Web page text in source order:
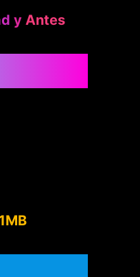
y Antes